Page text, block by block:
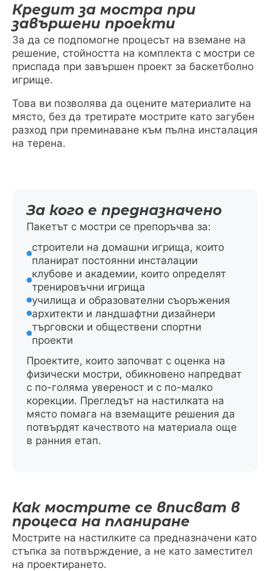
Кредит за мостра при
завършени проекти
За да се подпомогне процесът на вземане на
решение, стойността на комплекта с мостри се
приспада при завършен проект за баскетболно
игрище.
Това ви позволява да оцените материалите на
място, без да третирате мострите като загубен
разход при преминаване към пълна инсталация
на терена.
За кого е предназначено
Пакетът с мостри се препоръчва за:
строители на домашни игрища, които
планират постоянни инсталации
клубове и академии, които определят
тренировъчни игрища
училища и образователни съоръжения
архитекти и ландшафтни дизайнери
търговски и обществени спортни
проекти
Проектите, които започват с оценка на
физически мостри, обикновено напредват
с по-голяма увереност и с по-малко
корекции. Прегледът на настилката на
място помага на вземащите решения да
потвърдят качеството на материала още
в ранния етап.
Как мострите се вписват в
процеса на планиране
Мострите на настилките са предназначени като
стъпка за потвърждение, а не като заместител
на проектирането.